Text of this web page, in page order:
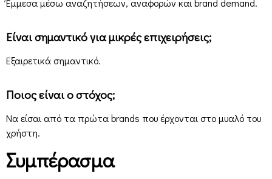
Έμμεσα μέσω αναζητήσεων, αναφορών και brand demand.
Είναι σημαντικό για μικρές επιχειρήσεις;
Εξαιρετικά σημαντικό.
Ποιος είναι ο στόχος;
Να είσαι από τα πρώτα brands που έρχονται στο μυαλό του
χρήστη.
Συμπέρασμα